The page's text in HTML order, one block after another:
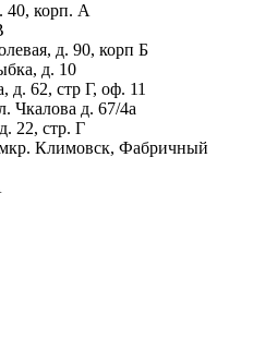
40, корп. А
д. 90, корп Б
д. 10
д. 62, стр Г, оф. 11
Чкалова д. 67/4а
22, стр. Г
Климовск, Фабричный